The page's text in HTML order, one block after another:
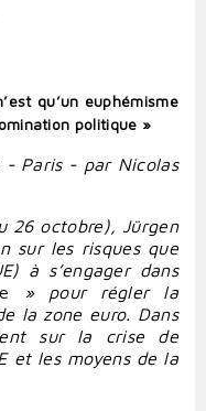
qu’un euphémisme
politique »
- Paris - par Nicolas
26 octobre), Jürgen
sur les risques que
à s’engager dans
» pour régler la
la zone euro. Dans
sur la crise de
et les moyens de la